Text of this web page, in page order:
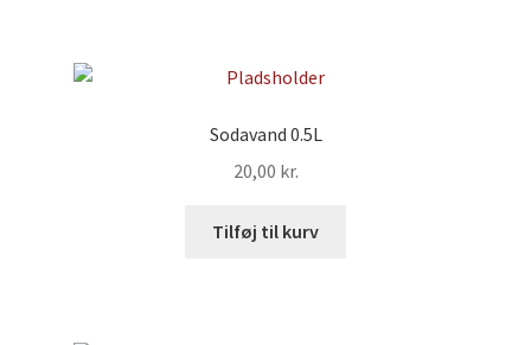
Sodavand 0.5L
20,00 kr.
Tilføj til kurv